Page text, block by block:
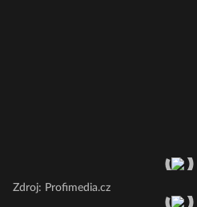
Zdroj: Profimedia.cz